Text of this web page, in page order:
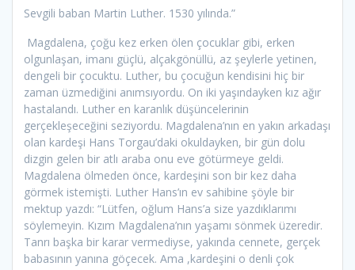
Sevgili baban Martin Luther. 1530 yılında.”
Magdalena, çoğu kez erken ölen çocuklar gibi, erken
olgunlaşan, imanı güçlü, alçakgönüllü, az şeylerle yetinen,
dengeli bir çocuktu. Luther, bu çocuğun kendisini hiç bir
zaman üzmediğini anımsıyordu. On iki yaşındayken kız ağır
hastalandı. Luther en karanlık düşüncelerinin
gerçekleşeceğini seziyordu. Magdalena’nın en yakın arkadaşı
olan kardeşi Hans Torgau’daki okuldayken, bir gün dolu
dizgin gelen bir atlı araba onu eve götürmeye geldi.
Magdalena ölmeden önce, kardeşini son bir kez daha
görmek istemişti. Luther Hans’ın ev sahibine şöyle bir
mektup yazdı: “Lütfen, oğlum Hans’a size yazdıklarımı
söylemeyin. Kızım Magdalena’nın yaşamı sönmek üzeredir.
Tanrı başka bir karar vermediyse, yakında cennete, gerçek
babasının yanına göçecek. Ama ,kardeşini o denli çok